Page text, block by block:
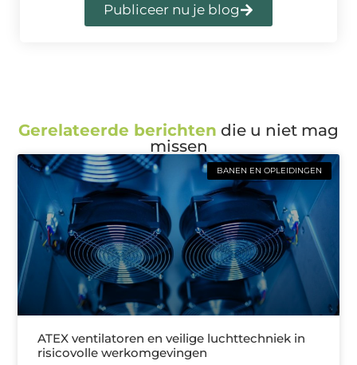
Publiceer nu je blog
Gerelateerde berichten die u niet mag
missen
BANEN EN OPLEIDINGEN
ATEX ventilatoren en veilige luchttechniek in
risicovolle werkomgevingen